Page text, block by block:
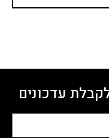
עדכונים